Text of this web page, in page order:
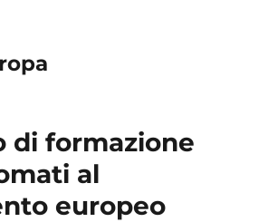
di formazione
al
europeo